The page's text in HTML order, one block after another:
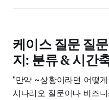
케이스 질문 질
지: 분류 & 시간
"만약 ~상황이라면 어떻
시나리오 질문이나 비즈